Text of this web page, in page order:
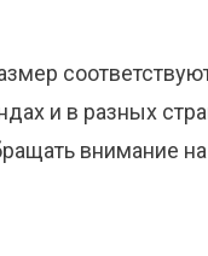
и в разных
внимание